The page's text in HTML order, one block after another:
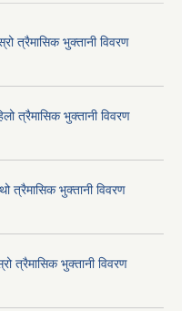
त्रैमासिक भुक्तानी विवरण
त्रैमासिक भुक्तानी विवरण
त्रैमासिक भुक्तानी विवरण
त्रैमासिक भुक्तानी विवरण